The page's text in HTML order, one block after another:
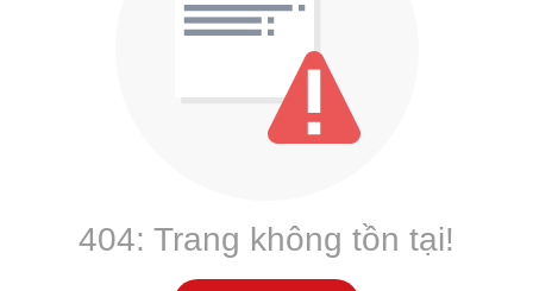
404: Trang không tồn tại!